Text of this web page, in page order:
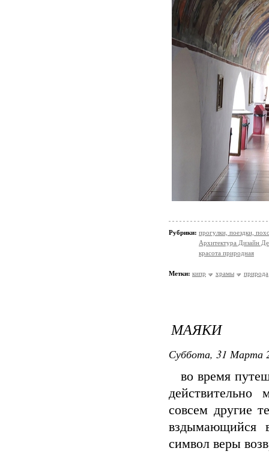
Рубрики: прогулки, поездки,
Архитектура Дизайн
красота природная
Метки: кипр храмы природа
МАЯКИ
Суббота, 31 Марта
во время
действительно
совсем другие
вздымающийся
символ веры